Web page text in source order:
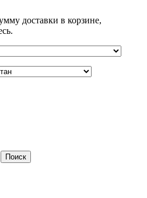
доставки в корзине,
Поиск